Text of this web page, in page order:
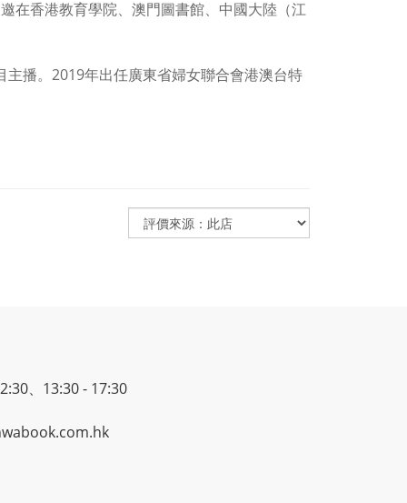
在香港教育學院、澳門圖書館、中國大陸（江
播。2019年出任廣東省婦女聯合會港澳台特
、13:30 - 17:30